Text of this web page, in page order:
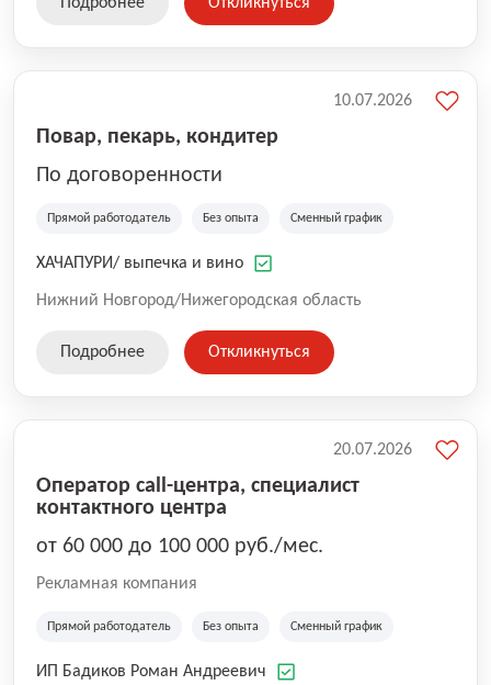
Повар, пекарь, кондитер
По договоренности
Прямой работодатель Без опыта Сменный график
ХАЧАПУРИ/ выпечка и вино
Нижний Новгород/Нижегородская область
10.07.2026
Подробнее Откликнуться
Оператор call-центра, специалист
контактного центра
от 60 000 до 100 000 руб./мес.
Рекламная компания
Прямой работодатель Без опыта Сменный график
ИП Бадиков Роман Андреевич
20.07.2026